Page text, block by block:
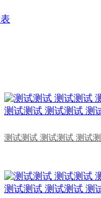
测试测试 测试测试 测试